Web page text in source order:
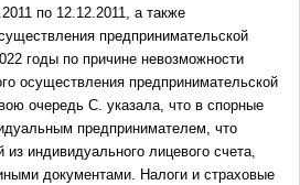
по 12.12.2011, а также
предпринимательской
годы по причине невозможности
осуществления предпринимательской
очередь С. указала, что в спорные
предпринимателем, что
индивидуального лицевого счета,
документами. Налоги и страховые